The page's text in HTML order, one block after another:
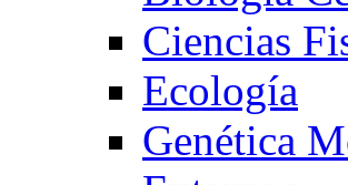
Ciencias
Ecología
Genética